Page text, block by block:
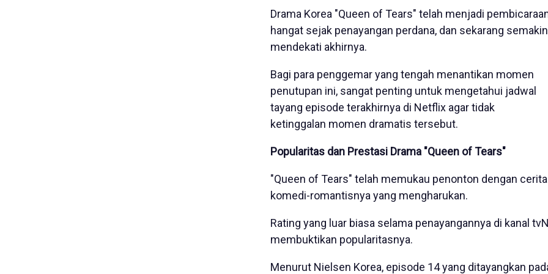
Drama Korea "Queen of Tears" telah menjadi
hangat sejak penayangan perdana, dan sekarang semakin
mendekati akhirnya.
Bagi para penggemar yang tengah menantikan momen
penutupan ini, sangat penting untuk mengetahui jadwal
tayang episode terakhirnya di Netflix agar tidak
ketinggalan momen dramatis tersebut.
Popularitas dan Prestasi Drama "Queen of Tears"
"Queen of Tears" telah memukau penonton dengan cerita
komedi-romantisnya yang mengharukan.
Rating yang luar biasa selama penayangannya di kanal tvN
membuktikan popularitasnya.
Menurut Nielsen Korea, episode 14 yang ditayangkan